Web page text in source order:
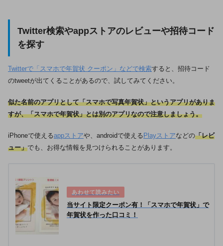
Twitter検索やappストアのレビューや招待コード
を探す
Twitterで「スマホで年賀状 クーポン」などで検索すると、招待コード
のtweetが出てくることがあるので、試してみてください。
似た名前のアプリとして「スマホで写真年賀状」というアプリがありま
すが、「スマホで年賀状」とは別のアプリなので注意しましょう。
iPhoneで使えるappストアや、androidで使える Playストアなどの「レビ
ュー」でも、お得な情報を見つけられることがあります。
当サイト限定クーポン有！「スマホで年賀状」で
年賀状を作った口コミ！